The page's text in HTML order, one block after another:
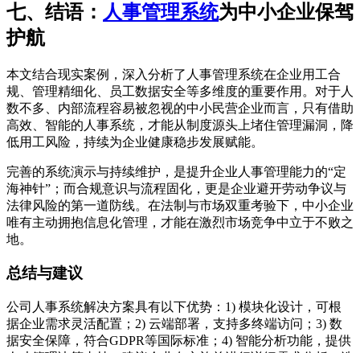
七、结语： 人事管理系统为中小企业保驾
护航
本文结合现实案例，深入分析了人事管理系统在企业用工合
规、管理精细化、员工数据安全等多维度的重要作用。对于人
数不多、内部流程容易被忽视的中小民营企业而言，只有借助
高效、智能的人事系统，才能从制度源头上堵住管理漏洞，降
低用工风险，持续为企业健康稳步发展赋能。
完善的系统演示与持续维护，是提升企业人事管理能力的“定
海神针”；而合规意识与流程固化，更是企业避开劳动争议与
法律风险的第一道防线。在法制与市场双重考验下，中小企业
唯有主动拥抱信息化管理，才能在激烈市场竞争中立于不败之
地。
总结与建议
公司人事系统解决方案具有以下优势：1) 模块化设计，可根
据企业需求灵活配置；2) 云端部署，支持多终端访问；3) 数
据安全保障，符合GDPR等国际标准；4) 智能分析功能，提供